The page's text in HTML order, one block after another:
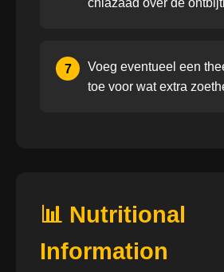
chiazaad over de
7
Voeg eventueel een
toe voor wat extra
📊 Nutritional
Information